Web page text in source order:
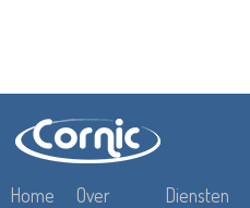
Home
Over
Diensten